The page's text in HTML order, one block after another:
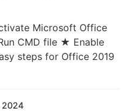
Microsoft Office
CMD file ★ Enable
steps for Office 2019
2024